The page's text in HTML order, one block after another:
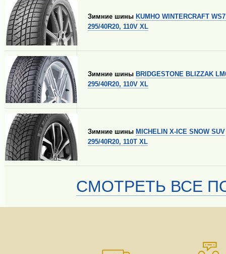
Зимние шины KUMHO WINTERCRAFT
295/40R20, 110V XL
Зимние шины BRIDGESTONE BLIZZAK
295/40R20, 110V XL
Зимние шины MICHELIN X-ICE SNOW SUV
295/40R20, 110T XL
СМОТРЕТЬ ВСЕ